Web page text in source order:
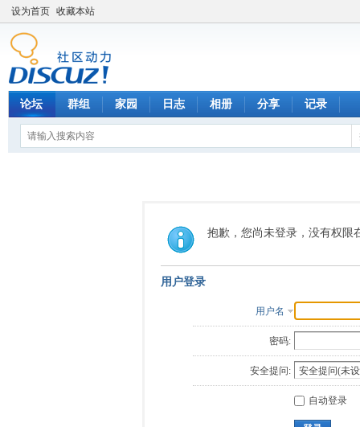
设为首页 收藏本站
论坛 群组 家园 日志 相册 分享 记录
抱歉，您尚未登录，没有权限
用户登录
用户名
密码:
安全提问:
自动登录